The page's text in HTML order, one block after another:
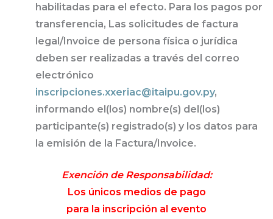
habilitadas para el efecto. Para los pagos por
transferencia, Las solicitudes de factura
legal/Invoice de persona física o jurídica
deben ser realizadas a través del correo
electrónico
inscripciones.xxeriac@itaipu.gov.py,
informando el(los) nombre(s) del(los)
participante(s) registrado(s) y los datos para
la emisión de la Factura/Invoice.
Exención de Responsabilidad:
Los únicos medios de pago
para la inscripción al evento